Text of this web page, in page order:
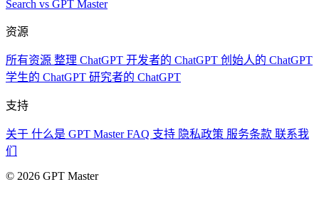
Search vs GPT Master
资源
所有资源 整理 ChatGPT 开发者的 ChatGPT 创始人的 ChatGPT
学生的 ChatGPT 研究者的 ChatGPT
支持
关于 什么是 GPT MasterFAQ 支持 隐私政策 服务条款 联系我
们
© 2026 GPT Master